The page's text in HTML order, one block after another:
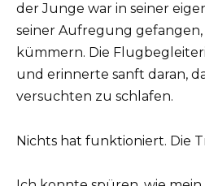
der Junge war in seiner
seiner Aufregung
kümmern. Die
und erinnerte sanft daran,
versuchten zu schlafen.
Nichts hat funktioniert. Die